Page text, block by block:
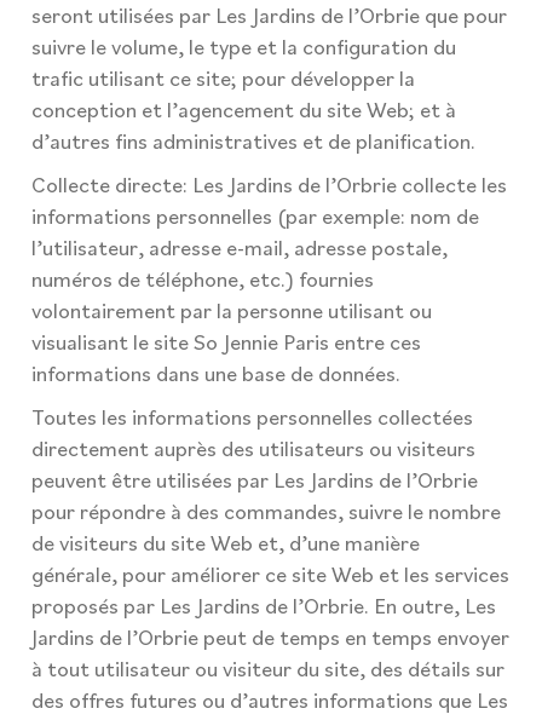
seront utilisées par Les Jardins de l’Orbrie que pour
suivre le volume, le type et la configuration du
trafic utilisant ce site; pour développer la
conception et l’agencement du site Web; et à
d’autres fins administratives et de planification.
Collecte directe: Les Jardins de l’Orbrie collecte les
informations personnelles (par exemple: nom de
l’utilisateur, adresse e-mail, adresse postale,
numéros de téléphone, etc.) fournies
volontairement par la personne utilisant ou
visualisant le site So Jennie Paris entre ces
informations dans une base de données.
Toutes les informations personnelles collectées
directement auprès des utilisateurs ou visiteurs
peuvent être utilisées par Les Jardins de l’Orbrie
pour répondre à des commandes, suivre le nombre
de visiteurs du site Web et, d’une manière
générale, pour améliorer ce site Web et les services
proposés par Les Jardins de l’Orbrie. En outre, Les
Jardins de l’Orbrie peut de temps en temps envoyer
à tout utilisateur ou visiteur du site, des détails sur
des offres futures ou d’autres informations que Les